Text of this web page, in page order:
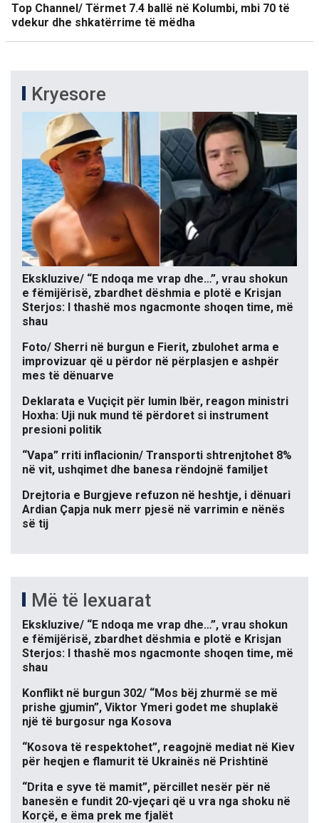
Top Channel/ Tërmet 7.4 ballë në Kolumbi, mbi 70 të
vdekur dhe shkatërrime të mëdha
Kryesore
Ekskluzive/ “E ndoqa me vrap dhe…”, vrau shokun
e fëmijërisë, zbardhet dëshmia e plotë e Krisjan
Sterjos: I thashë mos ngacmonte shoqen time, më
shau
Foto/ Sherri në burgun e Fierit, zbulohet arma e
improvizuar që u përdor në përplasjen e ashpër
mes të dënuarve
Deklarata e Vuçiçit për lumin Ibër, reagon ministri
Hoxha: Uji nuk mund të përdoret si instrument
presioni politik
“Vapa” rriti inflacionin/ Transporti shtrenjtohet 8%
në vit, ushqimet dhe banesa rëndojnë familjet
Drejtoria e Burgjeve refuzon në heshtje, i dënuari
Ardian Çapja nuk merr pjesë në varrimin e nënës
së tij
Më të lexuarat
Ekskluzive/ “E ndoqa me vrap dhe…”, vrau shokun
e fëmijërisë, zbardhet dëshmia e plotë e Krisjan
Sterjos: I thashë mos ngacmonte shoqen time, më
shau
Konflikt në burgun 302/ “Mos bëj zhurmë se më
prishe gjumin”, Viktor Ymeri godet me shuplakë
një të burgosur nga Kosova
“Kosova të respektohet”, reagojnë mediat në Kiev
për heqjen e flamurit të Ukrainës në Prishtinë
“Drita e syve të mamit”, përcillet nesër për në
banesën e fundit 20-vjeçari që u vra nga shoku në
Korçë, e ëma prek me fjalët